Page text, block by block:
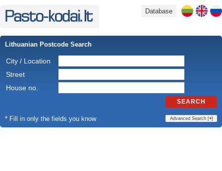
Database
Lithuanian Postcode Search
City / Location
Street
House no.
SEARCH
* Fill in only the fields you know Advanced Search [+]